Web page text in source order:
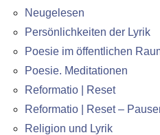
Neugelesen
Persönlichkeiten der Lyrik
Poesie im öffentlichen
Poesie. Meditationen
Reformatio | Reset
Reformatio | Reset –
Religion und Lyrik